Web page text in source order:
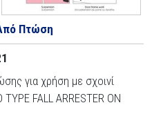
Πτώση
για χρήση με σχοινί
FALL ARRESTER ON